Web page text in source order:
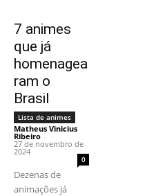
7 animes
que já
homenagea
ram o
Brasil
Lista de animes
Matheus Vinicius
Ribeiro -
27 de novembro de
2024
0
Dezenas de
animações já